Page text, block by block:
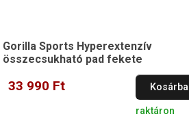
Gorilla Sports Hyperextenzív
összecsukható pad fekete
33 990 Ft Kosárba
raktáron